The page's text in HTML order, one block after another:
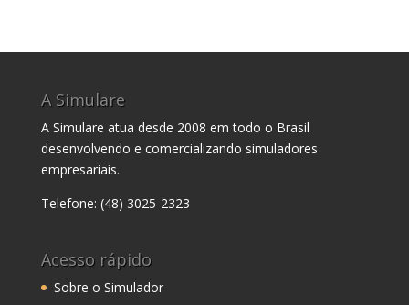
A Simulare
A Simulare atua desde 2008 em todo o Brasil
desenvolvendo e comercializando simuladores
empresariais.
Telefone: (48) 3025-2323
Acesso rápido
Sobre o Simulador